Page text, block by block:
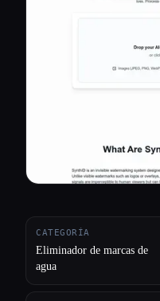
CATEGORÍA
Eliminador de marcas de
agua